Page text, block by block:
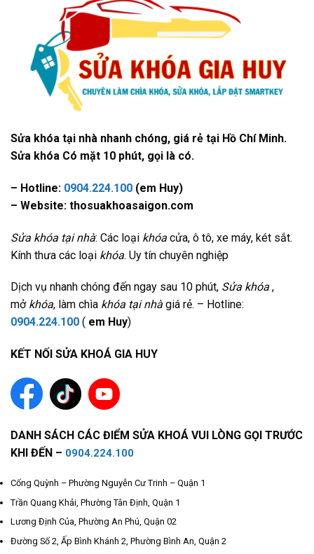
Sửa khóa tại nhà nhanh chóng, giá rẻ tại Hồ Chí Minh.
Sửa khóa Có mặt 10 phút, gọi là có.
– Hotline: 0904.224.100 (em Huy)
– Website: thosuakhoasaigon.com
Sửa khóa tại nhà: Các loại khóa cửa, ô tô, xe máy, két sắt.
Kính thưa các loại khóa. Uy tín chuyên nghiệp
Dịch vụ nhanh chóng đến ngay sau 10 phút, Sửa khóa ,
mở khóa, làm chìa khóa tại nhà giá rẻ. – Hotline:
0904.224.100 ( em Huy)
KẾT NỐI SỬA KHOÁ GIA HUY
DANH SÁCH CÁC ĐIỂM SỬA KHOÁ VUI LÒNG GỌI TRƯỚC
KHI ĐẾN – 0904.224.100
Cống Quỳnh – Phường Nguyễn Cư Trinh – Quận 1
Trần Quang Khải, Phường Tân Định, Quận 1
Lương Định Của, Phường An Phú, Quận 02
Đường Số 2, Ấp Bình Khánh 2, Phường Bình An, Quận 2